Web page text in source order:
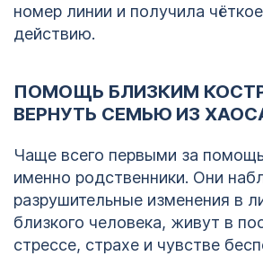
номер линии и получила
действию.
ПОМОЩЬ БЛИЗКИМ
ВЕРНУТЬ СЕМЬЮ ИЗ
Чаще всего первыми за
именно родственники. Они
разрушительные изменения в
близкого человека, живут в
стрессе, страхе и чувстве